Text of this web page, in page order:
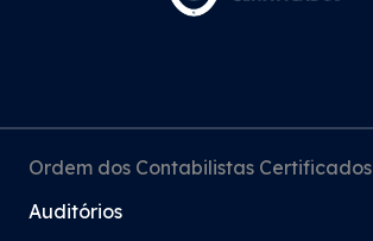
Ordem dos Contabilistas Certificados
Auditórios